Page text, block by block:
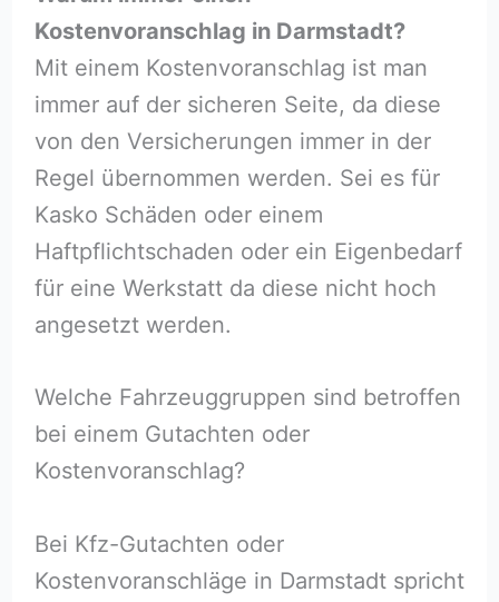
Kostenvoranschlag in Darmstadt?
Mit einem Kostenvoranschlag ist man
immer auf der sicheren Seite, da diese
von den Versicherungen immer in der
Regel übernommen werden. Sei es für
Kasko Schäden oder einem
Haftpflichtschaden oder ein Eigenbedarf
für eine Werkstatt da diese nicht hoch
angesetzt werden.
Welche Fahrzeuggruppen sind betroffen
bei einem Gutachten oder
Kostenvoranschlag?
Bei Kfz-Gutachten oder
Kostenvoranschläge in Darmstadt spricht